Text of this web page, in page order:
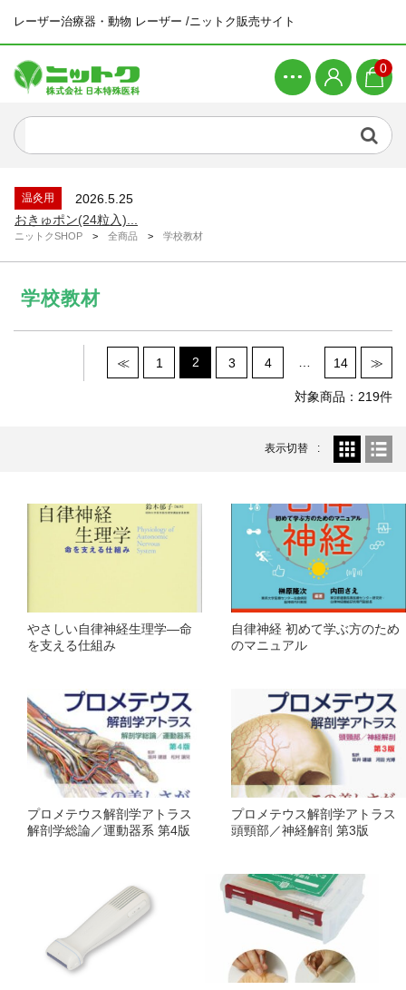
レーザー治療器・動物 レーザー /ニットク販売サイト
0
ピラティスマシン ワンダーチェア...
新着情報
2026.6.26
温灸用
2026.5.25
おきゅポン(24粒入)...
新着情報
2026.4.23
ゴールデンウィーク休業のお知らせ...
新着商品
2026.4.21
ピラティスマシン スパインコレクター...
新着商品
2026.4.21
ピラティスマシン ワンダーチェア...
新着商品
2026.4.21
ピラティスマシン スパインコレクター...
新着商品
2026.4.21
ニットクSHOP> 全商品> 学校教材
学校教材
≪ 1 2 3 4 … 14 ≫
対象商品：219件
表示切替
やさしい自律神経生理学―命
を支える仕組み
自律神経 初めて学ぶ方のため
のマニュアル
プロメテウス解剖学アトラス
解剖学総論／運動器系 第4版
プロメテウス解剖学アトラス
頭頸部／神経解剖 第3版